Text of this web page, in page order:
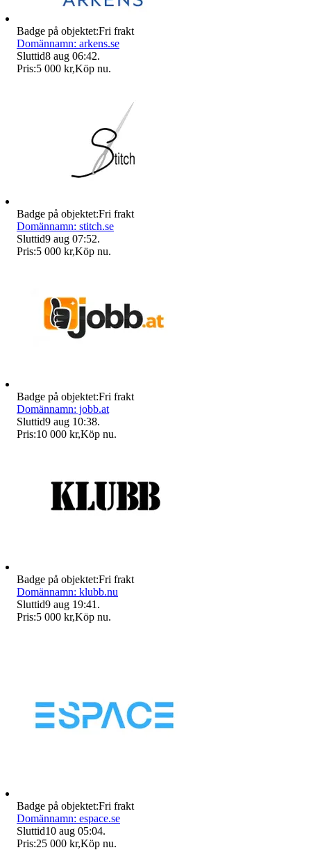
Badge på objektet:Fri frakt
Domännamn: arkens.se
Sluttid8 aug 06:42.
Pris:5 000 kr,Köp nu.
Badge på objektet:Fri frakt
Domännamn: stitch.se
Sluttid9 aug 07:52.
Pris:5 000 kr,Köp nu.
Badge på objektet:Fri frakt
Domännamn: jobb.at
Sluttid9 aug 10:38.
Pris:10 000 kr,Köp nu.
Badge på objektet:Fri frakt
Domännamn: klubb.nu
Sluttid9 aug 19:41 .
Pris:5 000 kr,Köp nu.
Badge på objektet:Fri frakt
Domännamn: espace.se
Sluttid10 aug 05:04.
Pris:25 000 kr,Köp nu.